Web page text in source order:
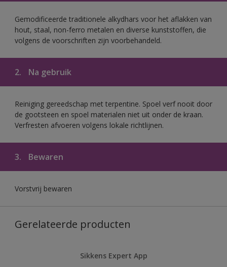
Gemodificeerde traditionele alkydhars voor het aflakken van
hout, staal, non-ferro metalen en diverse kunststoffen, die
volgens de voorschriften zijn voorbehandeld.
2. Na gebruik
Reiniging gereedschap met terpentine. Spoel verf nooit door
de gootsteen en spoel materialen niet uit onder de kraan.
Verfresten afvoeren volgens lokale richtlijnen.
3. Bewaren
Vorstvrij bewaren
Gerelateerde producten
Sikkens Expert App